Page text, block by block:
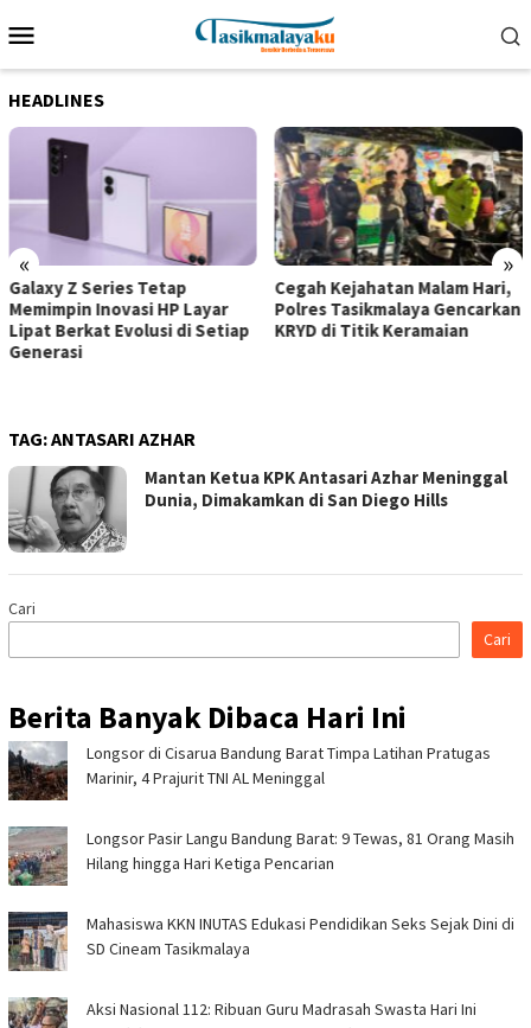
ke
Mobile
HEADLINES
« »
Galaxy Z Series Tetap
Memimpin Inovasi HP Layar
Lipat Berkat Evolusi di Setiap
Generasi
Cegah Kejahatan Malam Hari,
Polres Tasikmalaya Gencarkan
KRYD di Titik Keramaian
TAG:ANTASARI AZHAR
Mantan Ketua KPK Antasari Azhar Meninggal
Dunia, Dimakamkan di San Diego Hills
Cari
Cari
Berita Banyak Dibaca Hari Ini
Longsor di Cisarua Bandung Barat Timpa Latihan Pra­tugas
Marinir, 4 Prajurit TNI AL Meninggal
Longsor Pasir Langu Bandung Barat: 9 Tewas, 81 Orang Masih
Hilang hingga Hari Ketiga Pencarian
Mahasiswa KKN INUTAS Edukasi Pendidikan Seks Sejak Dini di
SD Cineam Tasikmalaya
Aksi Nasional 112: Ribuan Guru Madrasah Swasta Hari Ini